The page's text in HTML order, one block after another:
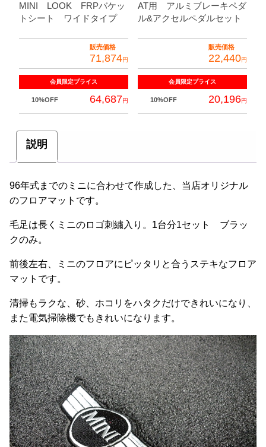
MINI LOOK FRPバケッ
トシート ワイドタイプ
販売価格
71,874円
会員限定プライス
10%OFF 64,687円
AT用 アルミブレーキペダ
ル&アクセルペダルセット
販売価格
22,440円
会員限定プライス
10%OFF 20,196円
説明
96年式までのミニに合わせて作成した、当店オリジナル
のフロアマットです。
毛足は長くミニのロゴ刺繍入り。1台分1セット ブラッ
クのみ。
前後左右、ミニのフロアにピッタリと合うステキなフロア
マットです。
清掃もラクな、砂、ホコリをハタクだけできれいになり、
また電気掃除機でもきれいになります。